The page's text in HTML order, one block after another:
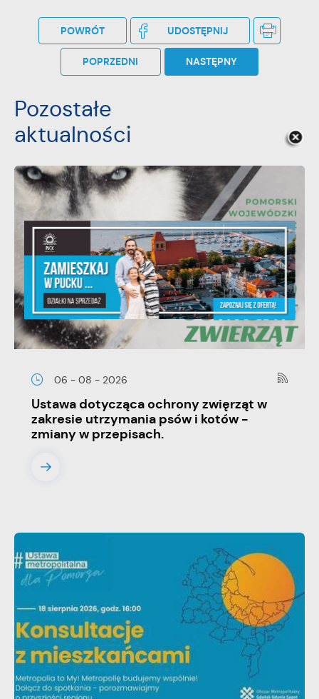
POWRÓT UDOSTĘPNIJ
POPRZEDNI NASTĘPNY
Pozostałe
aktualności
06 - 08 - 2026
Ustawa dotycząca ochrony zwięrząt w
zakresie utrzymania psów i kotów -
zmiany w przepisach.